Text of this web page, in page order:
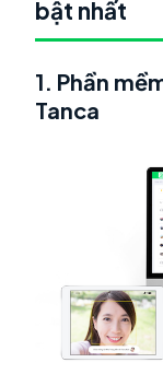
bật nhất
1. Phần
Tanca